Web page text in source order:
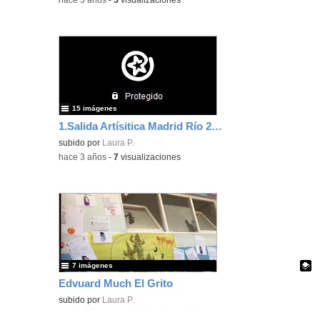
1.Salida Artísitica Madrid Río 22 septiembre
subido por Laura P.
15 imágenes
-hace 3 años -7 visualizaciones
Edvuard Much El Grito
Contenido educativo.
subido por Laura P.
7 imágenes